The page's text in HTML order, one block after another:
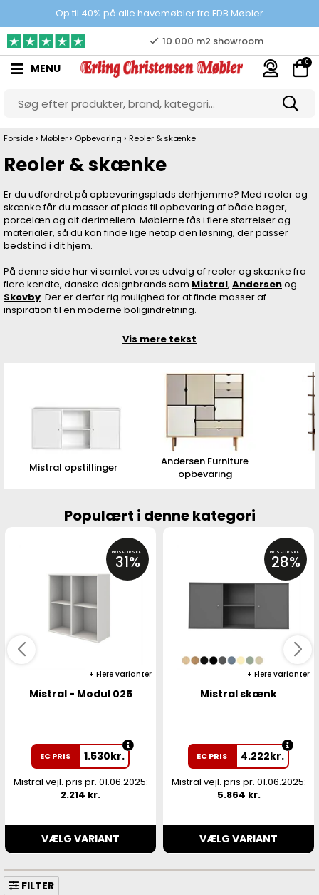
Op til 40% på alle havemøbler fra FDB Møbler
10.000 m2 showroom
Gratis & gode parkeringsforhold
MENU 0
Forside › Møbler › Opbevaring › Reoler & skænke
Reoler & skænke
Er du udfordret på opbevaringsplads derhjemme? Med reoler og
skænke får du masser af plads til opbevaring af både bøger,
porcelæn og alt derimellem. Møblerne fås i flere størrelser og
materialer, så du kan finde lige netop den løsning, der passer
bedst ind i dit hjem.
På denne side har vi samlet vores udvalg af reoler og skænke fra
flere kendte, danske designbrands som Mistral, Andersenog
Skovby. Der er derfor rig mulighed for at finde masser af
inspiration til en moderne boligindretning.
Vis mere tekst
Mistral opstillinger
Andersen Furniture
opbevaring
Populært i denne kategori
PRISFORSKEL
31%
Flere varianter
Mistral - Modul 025
EC PRIS 1.530kr.
Mistral vejl. pris pr. 01.06.2025:
2.214 kr.
VÆLG VARIANT
PRISFORSKEL
28%
Flere varianter
Mistral skænk
EC PRIS 4.222kr.
Mistral vejl. pris pr. 01.06.2025:
5.864 kr.
VÆLG VARIANT
FILTER